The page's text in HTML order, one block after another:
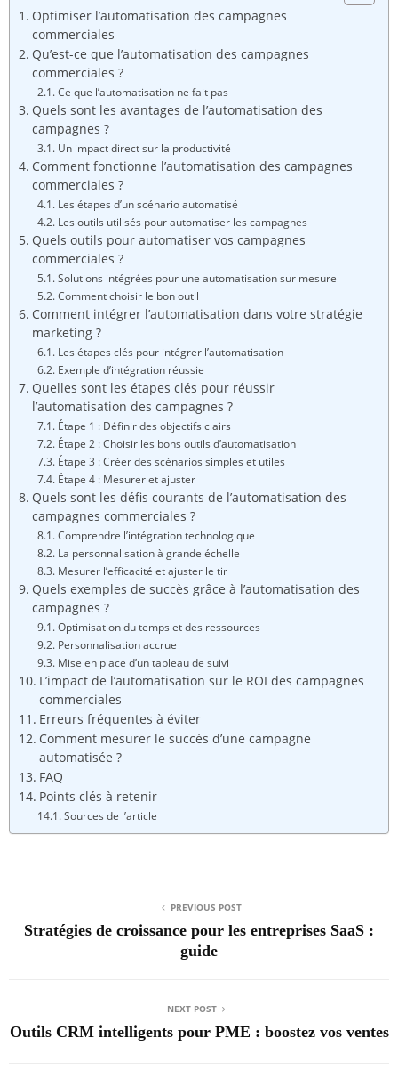
Optimiser l’automatisation des campagnes
commerciales
Qu’est-ce que l’automatisation des campagnes
commerciales ?
Ce que l’automatisation ne fait pas
Quels sont les avantages de l’automatisation des
campagnes ?
Un impact direct sur la productivité
Comment fonctionne l’automatisation des campagnes
commerciales ?
Les étapes d’un scénario automatisé
Les outils utilisés pour automatiser les campagnes
Quels outils pour automatiser vos campagnes
commerciales ?
Solutions intégrées pour une automatisation sur mesure
Comment choisir le bon outil
Comment intégrer l’automatisation dans votre stratégie
marketing ?
Les étapes clés pour intégrer l’automatisation
Exemple d’intégration réussie
Quelles sont les étapes clés pour réussir
l’automatisation des campagnes ?
Étape 1 : Définir des objectifs clairs
Étape 2 : Choisir les bons outils d’automatisation
Étape 3 : Créer des scénarios simples et utiles
Étape 4 : Mesurer et ajuster
Quels sont les défis courants de l’automatisation des
campagnes commerciales ?
Comprendre l’intégration technologique
La personnalisation à grande échelle
Mesurer l’efficacité et ajuster le tir
Quels exemples de succès grâce à l’automatisation des
campagnes ?
Optimisation du temps et des ressources
Personnalisation accrue
Mise en place d’un tableau de suivi
L’impact de l’automatisation sur le ROI des campagnes
commerciales
Erreurs fréquentes à éviter
Comment mesurer le succès d’une campagne
automatisée ?
FAQ
Points clés à retenir
Sources de l’article
PREVIOUS POST
Stratégies de croissance pour les entreprises SaaS :
guide
NEXT POST
Outils CRM intelligents pour PME : boostez vos ventes